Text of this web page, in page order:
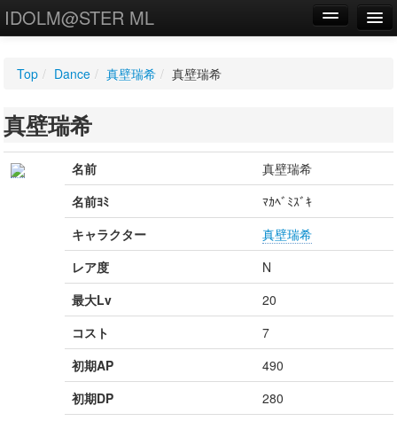
IDOLM@STER ML
WIKI
設定
Top / Dance / 真壁瑞希 / 真壁瑞希
真壁瑞希
名前
真壁瑞希
名前ﾖﾐ
ﾏｶﾍﾞﾐｽﾞｷ
キャラクター
真壁瑞希
レア度
N
最大Lv
20
コスト
7
初期AP
490
初期DP
280